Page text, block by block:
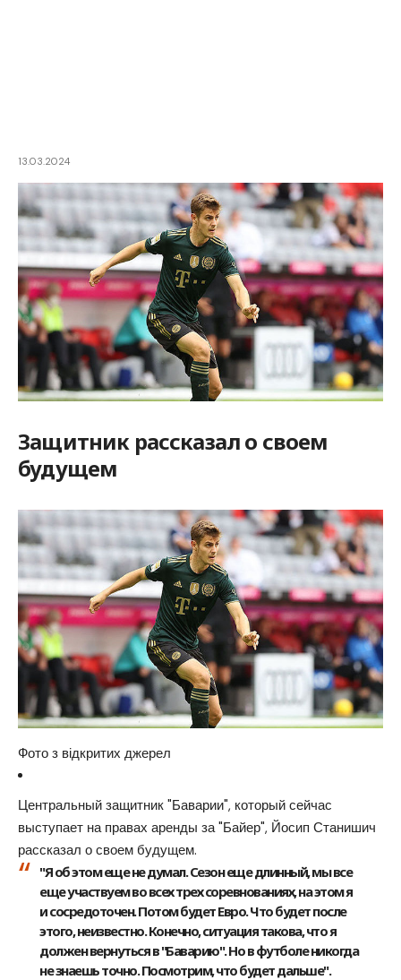
13.03.2024
Защитник рассказал о своем
будущем
Фото з відкритих джерел
Центральный защитник "Баварии", который сейчас
выступает на правах аренды за "Байер", Йосип Станишич
рассказал о своем будущем.
"Я об этом еще не думал. Сезон еще длинный, мы все
еще участвуем во всех трех соревнованиях, на этом я
и сосредоточен. Потом будет Евро. Что будет после
этого, неизвестно. Конечно, ситуация такова, что я
должен вернуться в "Баварию". Но в футболе никогда
не знаешь точно. Посмотрим, что будет дальше".